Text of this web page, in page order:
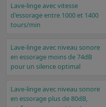
Lave-linge avec vitesse
d'essorage entre 1000 et 1400
tours/min
Lave-linge avec niveau sonore
en essorage moins de 74dB
pour un silence optimal
Lave-linge avec niveau sonore
en essorage plus de 80dB,